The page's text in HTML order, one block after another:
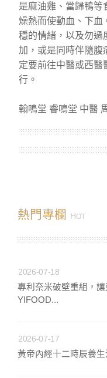
是麻油雞、當歸鴨等
燥熱而使動血、下血
穩的情緒，以及勿過
加，或是同時伴隨腹
定要前往中醫或西醫
行。
翰鳴堂 睿鳴堂 中醫
熱門專欄 HOT
2026-07-18
專利奈米破壁重組，
YIFOOD...
2026-07-17
黃帝內經十二時辰養